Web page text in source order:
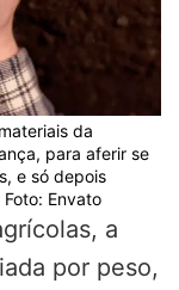
da
para aferir se
e só depois
Envato
a
por peso,